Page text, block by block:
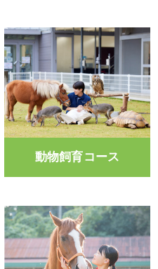
動物飼育コース